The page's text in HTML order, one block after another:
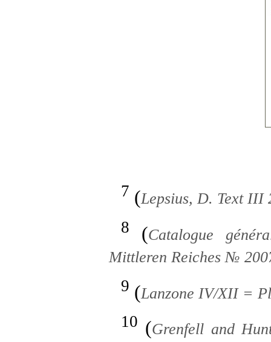
7 (Lepsius, D. Text III
8 (Catalogue
Mittleren Reiches №
9 (Lanzone IV/XII =
10 (Grenfell and